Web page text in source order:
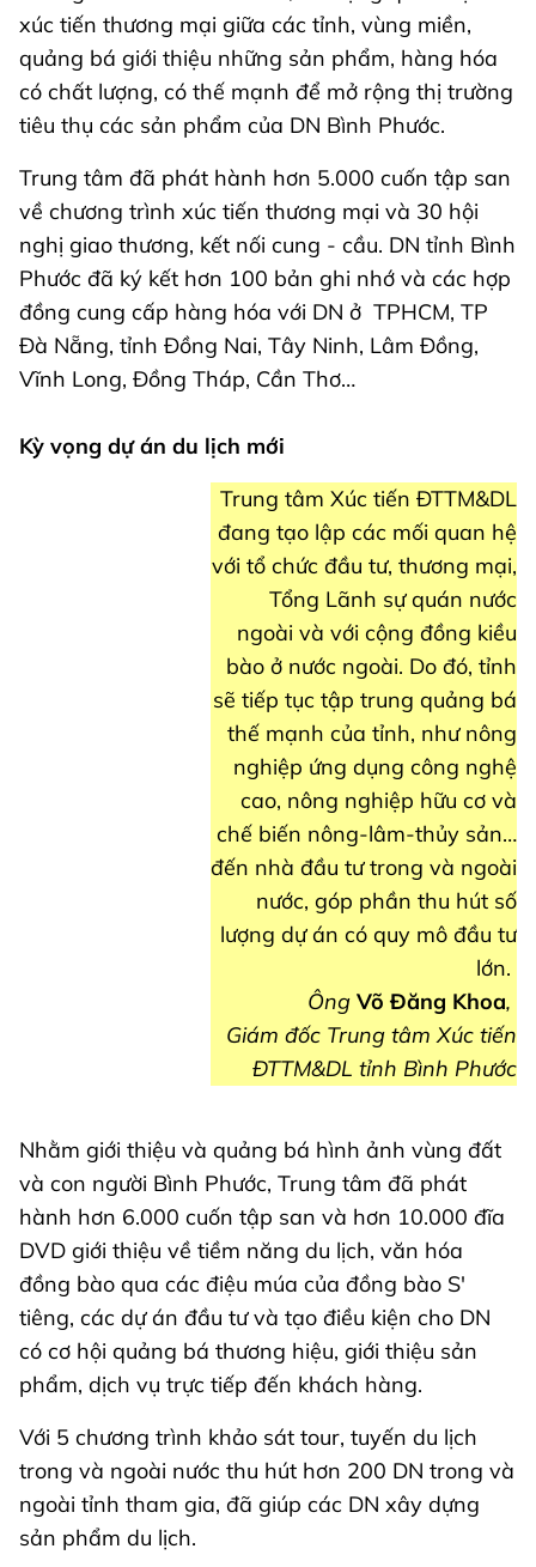
xúc tiến thương mại giữa các tỉnh, vùng miền,
quảng bá giới thiệu những sản phẩm, hàng hóa
có chất lượng, có thế mạnh để mở rộng thị trường
tiêu thụ các sản phẩm của DN Bình Phước.
Trung tâm đã phát hành hơn 5.000 cuốn tập san
về chương trình xúc tiến thương mại và 30 hội
nghị giao thương, kết nối cung - cầu. DN tỉnh Bình
Phước đã ký kết hơn 100 bản ghi nhớ và các hợp
đồng cung cấp hàng hóa với DN ở TPHCM, TP
Đà Nẵng, tỉnh Đồng Nai, Tây Ninh, Lâm Đồng,
Vĩnh Long, Đồng Tháp, Cần Thơ…
Kỳ vọng dự án du lịch mới
Trung tâm Xúc tiến ĐTTM&DL
đang tạo lập các mối quan hệ
với tổ chức đầu tư, thương mại,
Tổng Lãnh sự quán nước
ngoài và với cộng đồng kiều
bào ở nước ngoài. Do đó, tỉnh
sẽ tiếp tục tập trung quảng bá
thế mạnh của tỉnh, như nông
nghiệp ứng dụng công nghệ
cao, nông nghiệp hữu cơ và
chế biến nông-lâm-thủy sản…
đến nhà đầu tư trong và ngoài
nước, góp phần thu hút số
lượng dự án có quy mô đầu tư
lớn.
Ông Võ Đăng Khoa,
Giám đốc Trung tâm Xúc tiến
ĐTTM&DL tỉnh Bình Phước
Nhằm giới thiệu và quảng bá hình ảnh vùng đất
và con người Bình Phước, Trung tâm đã phát
hành hơn 6.000 cuốn tập san và hơn 10.000 đĩa
DVD giới thiệu về tiềm năng du lịch, văn hóa
đồng bào qua các điệu múa của đồng bào S'
tiêng, các dự án đầu tư và tạo điều kiện cho DN
có cơ hội quảng bá thương hiệu, giới thiệu sản
phẩm, dịch vụ trực tiếp đến khách hàng.
Với 5 chương trình khảo sát tour, tuyến du lịch
trong và ngoài nước thu hút hơn 200 DN trong và
ngoài tỉnh tham gia, đã giúp các DN xây dựng
sản phẩm du lịch.